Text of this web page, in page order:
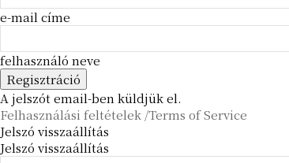
e-mail címe
felhasználó neve
A jelszót email-ben küldjük el.
Felhasználási feltételek /Terms of Service
Jelszó visszaállítás
Jelszó visszaállítás